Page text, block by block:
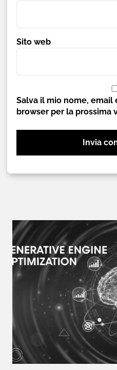
Sito web
Salva il mio nome, email
browser per la prossima